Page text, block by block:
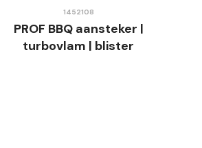
1452108
PROF BBQ aansteker |
turbovlam | blister